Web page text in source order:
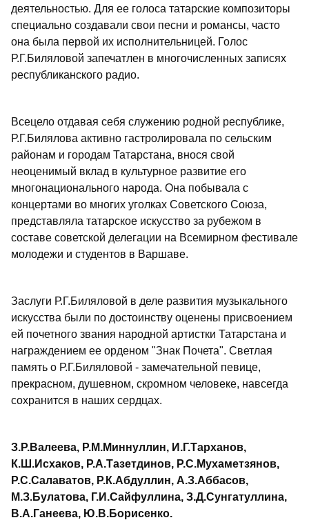
деятельностью. Для ее голоса татарские композиторы
специально создавали свои песни и романсы, часто
она была первой их исполнительницей. Голос
Р.Г.Биляловой запечатлен в многочисленных записях
республиканского радио.
Всецело отдавая себя служению родной республике,
Р.Г.Билялова активно гастролировала по сельским
районам и городам Татарстана, внося свой
неоценимый вклад в культурное развитие его
многонационального народа. Она побывала с
концертами во многих уголках Советского Союза,
представляла татарское искусство за рубежом в
составе советской делегации на Всемирном фестивале
молодежи и студентов в Варшаве.
Заслуги Р.Г.Биляловой в деле развития музыкального
искусства были по достоинству оценены присвоением
ей почетного звания народной артистки Татарстана и
награждением ее орденом "Знак Почета". Светлая
память о Р.Г.Биляловой - замечательной певице,
прекрасном, душевном, скромном человеке, навсегда
сохранится в наших сердцах.
З.Р.Валеева, Р.М.Миннуллин, И.Г.Тарханов,
К.Ш.Исхаков, Р.А.Тазетдинов, Р.С.Мухаметзянов,
Р.С.Салаватов, Р.К.Абдуллин, А.З.Аббасов,
М.З.Булатова, Г.И.Сайфуллина, З.Д.Сунгатуллина,
В.А.Ганеева, Ю.В.Борисенко.